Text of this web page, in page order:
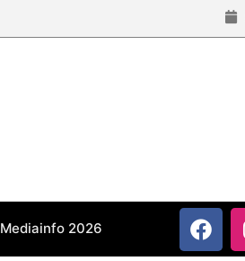
Mediainfo 2026